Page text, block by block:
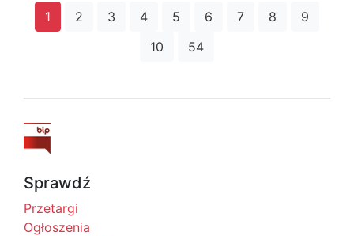
1 2 3 4 5 6 7 8
9
10
54
Sprawdź
Przetargi
Ogłoszenia